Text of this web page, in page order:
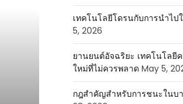
เทคโนโลยีโดรนกับการนำไป
5, 2026
ยานยนต์อัจฉริยะ เทคโนโลยี
ใหม่ที่ไม่ควรพลาด May 5,
กฎสำคัญสำหรับการชนะในบ